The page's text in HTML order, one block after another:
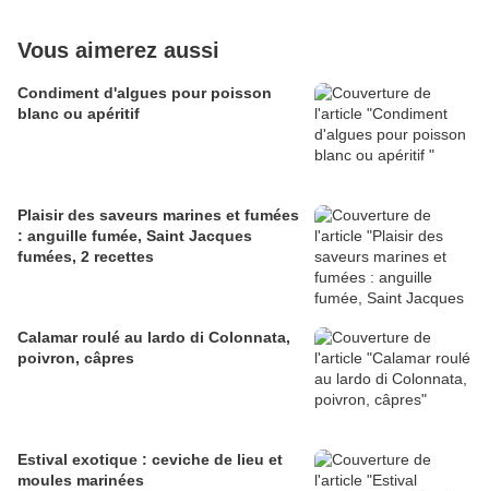
Vous aimerez aussi
Condiment d'algues pour poisson
blanc ou apéritif
Plaisir des saveurs marines et fumées
: anguille fumée, Saint Jacques
fumées, 2 recettes
Calamar roulé au lardo di Colonnata,
poivron, câpres
Estival exotique : ceviche de lieu et
moules marinées